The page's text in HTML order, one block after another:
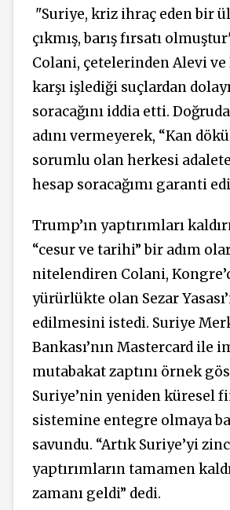
"Suriye, kriz ihraç eden bir
çıkmış, barış fırsatı
Colani, çetelerinden Alevi
karşı işlediği suçlardan
soracağını iddia etti.
adını vermeyerek, “Kan
sorumlu olan herkesi
hesap soracağımı garanti
Trump’ın yaptırımları
“cesur ve tarihi” bir adım
nitelendiren Colani,
yürürlükte olan Sezar
edilmesini istedi. Suriye
Bankası’nın Mastercard ile
mutabakat zaptını örnek
Suriye’nin yeniden küresel
sistemine entegre olmaya
savundu. “Artık Suriye’yi
yaptırımların tamamen
zamanı geldi” dedi.